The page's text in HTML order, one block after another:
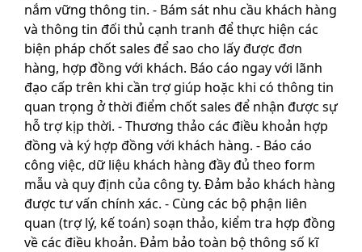
nắm vững thông tin. - Bám sát nhu cầu khách hàng
và thông tin đối thủ cạnh tranh để thực hiện các
biện pháp chốt sales để sao cho lấy được đơn
hàng, hợp đồng với khách. Báo cáo ngay với lãnh
đạo cấp trên khi cần trợ giúp hoặc khi có thông tin
quan trọng ở thời điểm chốt sales để nhận được sự
hỗ trợ kịp thời. - Thương thảo các điều khoản hợp
đồng và ký hợp đồng với khách hàng. - Báo cáo
công việc, dữ liệu khách hàng đầy đủ theo form
mẫu và quy định của công ty. Đảm bảo khách hàng
được tư vấn chính xác. - Cùng các bộ phận liên
quan (trợ lý, kế toán) soạn thảo, kiểm tra hợp đồng
về các điều khoản. Đảm bảo toàn bộ thông số kĩ